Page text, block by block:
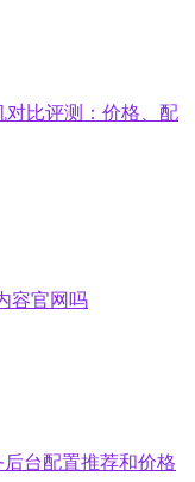
对比评测：价格、配
容官网吗
后台配置推荐和价格